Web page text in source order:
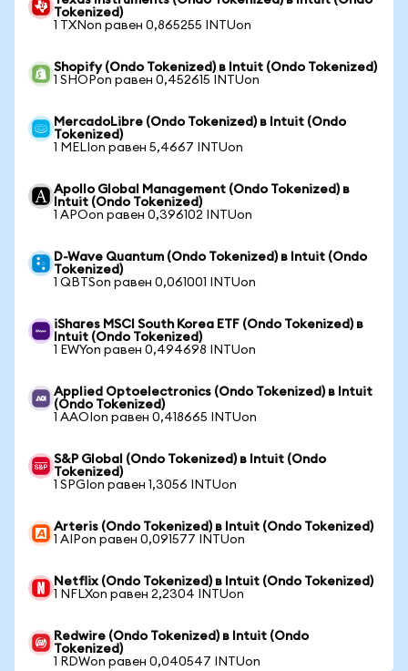
Tokenized)
1 TXNon равен 0,865255 INTUon
Shopify (Ondo Tokenized) в Intuit (Ondo Tokenized)
1 SHOPon равен 0,452615 INTUon
MercadoLibre (Ondo Tokenized) в Intuit (Ondo
Tokenized)
1 MELIon равен 5,4667 INTUon
Apollo Global Management (Ondo Tokenized) в
Intuit (Ondo Tokenized)
1 APOon равен 0,396102 INTUon
D-Wave Quantum (Ondo Tokenized) в Intuit (Ondo
Tokenized)
1 QBTSon равен 0,061001 INTUon
iShares MSCI South Korea ETF (Ondo Tokenized) в
Intuit (Ondo Tokenized)
1 EWYon равен 0,494698 INTUon
Applied Optoelectronics (Ondo Tokenized) в Intuit
(Ondo Tokenized)
1 AAOIon равен 0,418665 INTUon
S&P Global (Ondo Tokenized) в Intuit (Ondo
Tokenized)
1 SPGIon равен 1,3056 INTUon
Arteris (Ondo Tokenized) в Intuit (Ondo Tokenized)
1 AIPon равен 0,091577 INTUon
Netflix (Ondo Tokenized) в Intuit (Ondo Tokenized)
1 NFLXon равен 2,2304 INTUon
Redwire (Ondo Tokenized) в Intuit (Ondo
Tokenized)
1 RDWon равен 0,040547 INTUon